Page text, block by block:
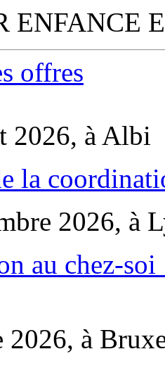
ENFANCE
offres
2026, à Albi
la
2026, à
au chez-
2026, à